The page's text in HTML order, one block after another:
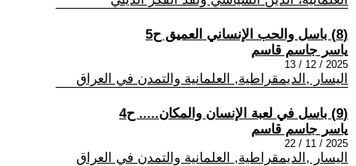
(8) باسل والحب الإنساني العميق ح5
ياسر جاسم قاسم
2025 / 12 / 13
اليسار ,الديمقراطية, العلمانية والتمدن في العراق
(9) باسل في لعبة الإنسان والمكان..... ح4
ياسر جاسم قاسم
2025 / 11 / 22
اليسار ,الديمقراطية, العلمانية والتمدن في العراق